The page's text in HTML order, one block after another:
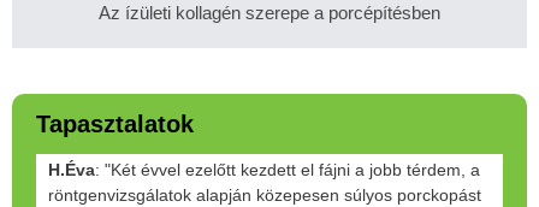
Az ízületi kollagén szerepe a porcépítésben
Tapasztalatok
H.Éva: "Két évvel ezelőtt kezdett el fájni a jobb térdem, a
röntgenvizsgálatok alapján közepesen súlyos porckopást